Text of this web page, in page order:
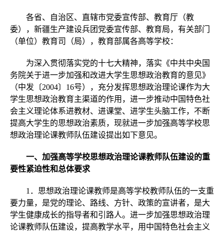
各省、自治区、直辖市党委宣传部、教育厅（教
委），新疆生产建设兵团党委宣传部、教育局，有关部门
（单位）教育司（局），教育部属各高等学校：
为深入贯彻落实党的十七大精神，落实《中共中央国
务院关于进一步加强和改进大学生思想政治教育的意见》
（中发〔2004〕16号），充分发挥思想政治理论课作为大
学生思想政治教育主渠道的作用，进一步推动中国特色社
会主义理论体系进教材、进课堂、进学生头脑工作，不断
提高大学生的思想政治素质，现就进一步加强高等学校思
想政治理论课教师队伍建设提出如下意见。
一、加强高等学校思想政治理论课教师队伍建设的重
要性紧迫性和总体要求
1．思想政治理论课教师是高等学校教师队伍的一支重
要力量，是党的理论、路线、方针、政策的宣讲者，是大
学生健康成长的指导者和引路人。进一步加强思想政治理
论课教师队伍建设，提高教学水平，用中国特色社会主义